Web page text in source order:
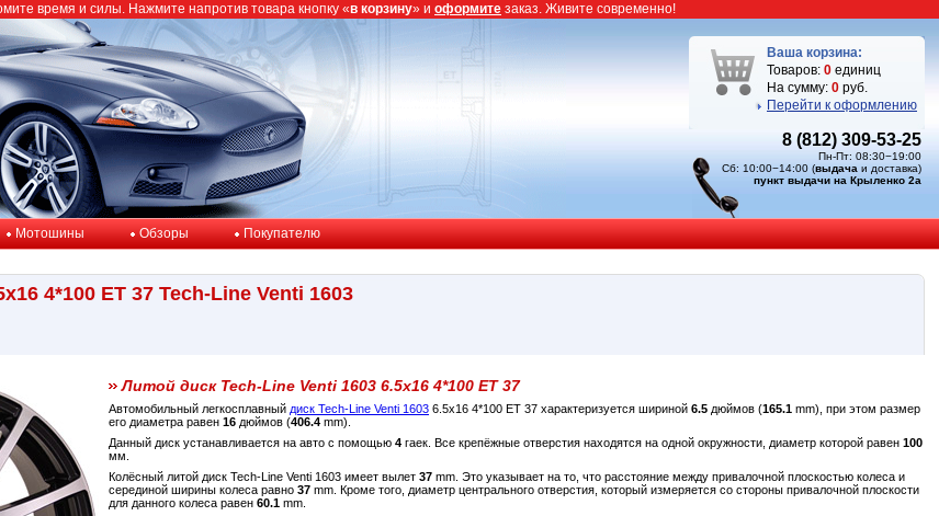
Ваша корзина:
Товаров: 0 единиц
На сумму: 0 руб.
Перейти к оформлению
8 (812) 309-53-25
Пн-Пт: 08:30−19:00
Сб: 10:00−14:00 (выдача и доставка)
пункт выдачи на Крыленко 2а
Мотошины Обзоры Покупателю
4*100 ET 37 Tech-Line Venti 1603
Литой диск Tech-Line Venti 1603 6.5x16 4*100 ET 37
Автомобильный легкосплавный диск Tech-Line Venti 1603 6.5x16 4*100 ET 37 характеризуется шириной 6.5 дюймов (165.1 mm), при этом размер
его диаметра равен 16 дюймов (406.4 mm).
Данный диск устанавливается на авто с помощью 4 гаек. Все крепёжные отверстия находятся на одной окружности, диаметр которой равен 100
мм.
Колёсный литой диск Tech-Line Venti 1603 имеет вылет 37 mm. Это указывает на то, что расстояние между привалочной плоскостью колеса и
серединой ширины колеса равно 37 mm. Кроме того, диаметр центрального отверстия, который измеряется со стороны привалочной плоскости
для данного колеса равен 60.1 mm.
время и силы. Нажмите напротив товара кнопку «в корзину» и оформите заказ. Живите современно!